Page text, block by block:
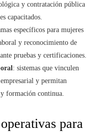
y contratación pública
capacitados.
específicos para mujeres
y reconocimiento de
pruebas y certificaciones.
: sistemas que vinculen
y permitan
formación continua.
para